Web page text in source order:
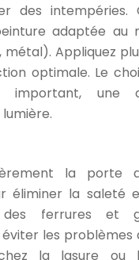
des intempéries.
adaptée au
métal). Appliquez
optimale. Le
important, une
la porte
éliminer la saleté
des ferrures et
les problèmes
la lasure ou